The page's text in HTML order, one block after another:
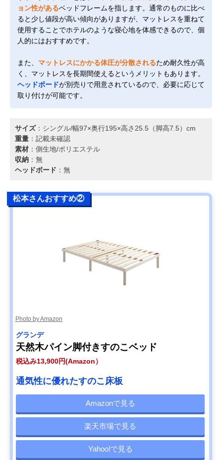
ョン性があるベッドフレームを指します。通常のものに比べ
ると少し値段が高い傾向がありますが、マットレスを重ねて
使用することでホテルのような寝心地を体感できるので、個
人的にはおすすめです。
また、 マットレスにかかる体圧が分散されるため耐久性が高
く、マットレスを長期間使えるというメリットもあります。
ヘッドボードが別売りで用意されているので、必要に応じて
取り付けが可能です。
サイズ：シングル/幅97×奥行195×高さ25.5（脚高7.5）cm
重量 ：記載未確認
素材 ：側生地/ポリエステル
収納 ：無
ヘッドボード ：無
松本さんおすすめ②
Photo by Amazon
グランデ
天然木パイン脚付きすのこベッド
税込み13,900円(Amazon）
通気性に優れたすのこ床板
Amazonで見る
楽天市場で見る
Yahoo!で見る